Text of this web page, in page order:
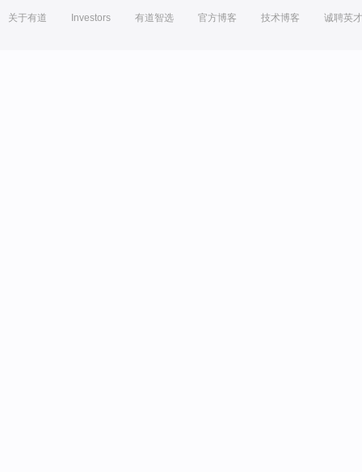
关于有道 Investors 有道智选 官方博客 技术博客 诚聘英才